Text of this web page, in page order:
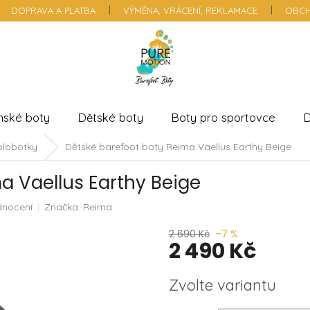
DOPRAVA A PLATBA VÝMĚNA, VRÁCENÍ, REKLAMACE
boty Dětské boty Boty pro sportovce
Dětské barefoot boty Reima Vaellus Earthy Beige
Vaellus Earthy Beige
Značka: Reima
2 690 Kč –7 %
2 490 Kč
cena:
Zvolte variantu